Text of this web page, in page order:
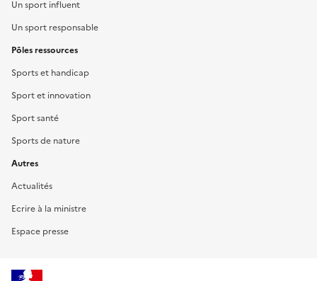
Un sport influent
Un sport responsable
Pôles ressources
Sports et handicap
Sport et innovation
Sport santé
Sports de nature
Autres
Actualités
Ecrire à la ministre
Espace presse